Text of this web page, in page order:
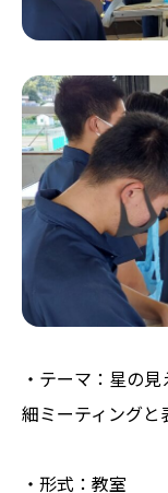
・テーマ：星の
細ミーティングと
・形式：教室